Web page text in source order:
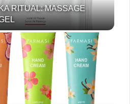
RITUAL: MASSAGE